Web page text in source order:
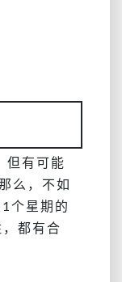
但有可能
么，不如
个星期的
都有合